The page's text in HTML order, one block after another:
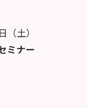
土）
ミナー